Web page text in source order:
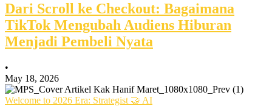
Dari Scroll ke Checkout: Bagaimana
TikTok Mengubah Audiens Hiburan
Menjadi Pembeli Nyata
•
May 18, 2026
Welcome to 2026 Era: Strategist 🤝 AI